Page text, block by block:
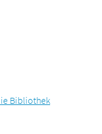
Bibliothek